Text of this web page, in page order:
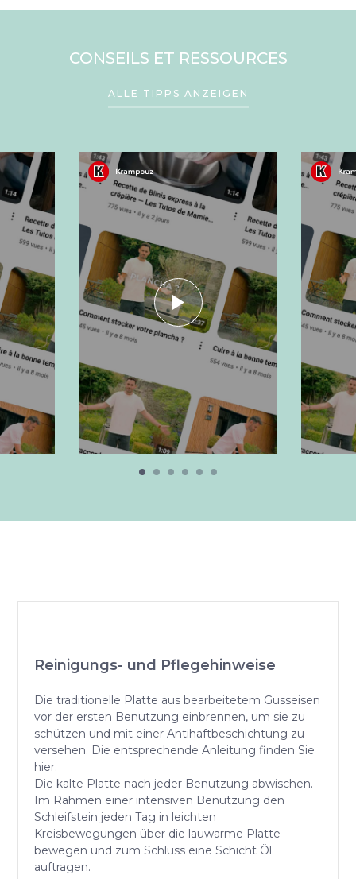
CONSEILS ET RESSOURCES
ALLE TIPPS ANZEIGEN
Reinigungs- und Pflegehinweise
Die traditionelle Platte aus bearbeitetem Gusseisen
vor der ersten Benutzung einbrennen, um sie zu
schützen und mit einer Antihaftbeschichtung zu
versehen. Die entsprechende Anleitung finden Sie
hier.
Die kalte Platte nach jeder Benutzung abwischen.
Im Rahmen einer intensiven Benutzung den
Schleifstein jeden Tag in leichten
Kreisbewegungen über die lauwarme Platte
bewegen und zum Schluss eine Schicht Öl
auftragen.